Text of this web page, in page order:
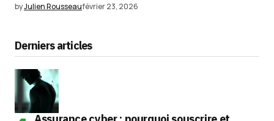
byJulien Rousseaufévrier 23, 2026
Derniers articles